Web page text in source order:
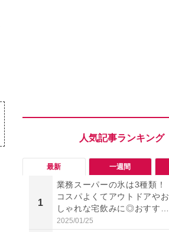
最新 一週間
1
業務スーパーの氷は3種類！
コスパよくてアウトドアやお
しゃれな宅飲みに◎おすすめ
は2kg「純氷 オーロラアイ
2025/01/25